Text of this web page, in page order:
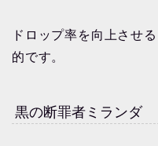
ドロップ率を向上させ
的です。
黒の断罪者ミランダ